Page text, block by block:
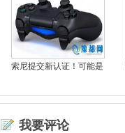
索尼提交新认证！可能是
我要评论